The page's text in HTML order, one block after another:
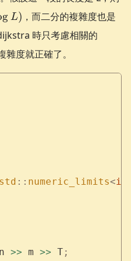
2^x]
g L) ，而二分的複雜度也是
時只考慮相關的
雜度就正確了。
:: numeric_limits<
>> m >> T;